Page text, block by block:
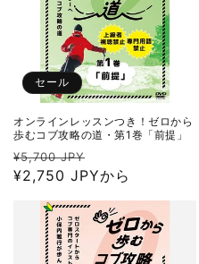
セール
オンラインレッスンつき！ゼロから
歩むコブ攻略の道・第1巻「前提」
通
常
¥5,700 JPY
ー
価
格
¥2,750 JPYから